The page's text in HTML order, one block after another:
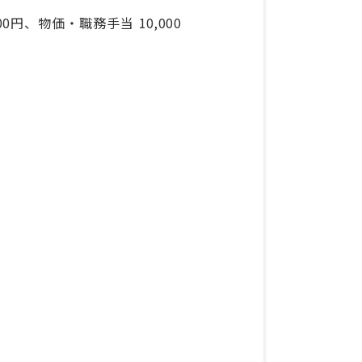
円、物価・職務手当 10,000